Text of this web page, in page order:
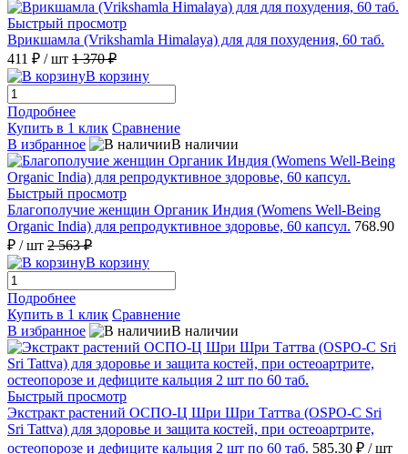
Быстрый просмотр
Врикшамла (Vrikshamla Himalaya) для для похудения, 60 таб.
411 ₽ / шт 1 370 ₽
В корзину
Подробнее
Купить в 1 клик Сравнение
В избранное
В наличии
Быстрый просмотр
Благополучие женщин Органик Индия (Womens Well-Being
Organic India) для репродуктивное здоровье, 60 капсул. 768.90
₽ / шт 2 563 ₽
В корзину
Подробнее
Купить в 1 клик Сравнение
В избранное
В наличии
Быстрый просмотр
Экстракт растений ОСПО-Ц Шри Шри Таттва (OSPO-С Sri
Sri Tattva) для здоровье и защита костей, при остеоартрите,
остеопорозе и дефиците кальция 2 шт по 60 таб. 585.30 ₽ / шт